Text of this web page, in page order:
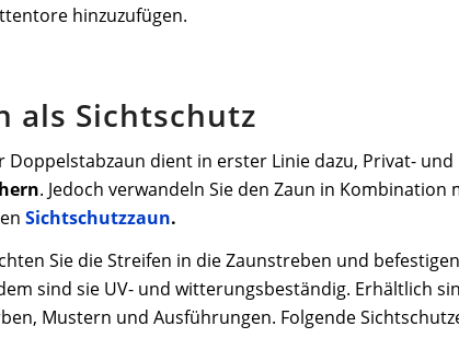
hinzuzufügen.
als Sichtschutz
Doppelstabzaun dient in erster Linie dazu, Privat-
. Jedoch verwandeln Sie den Zaun in
Sichtschutzzaun.
Sie die Streifen in die Zaunstreben und
sind sie UV- und witterungsbeständig. Erhältlich
Mustern und Ausführungen. Folgende